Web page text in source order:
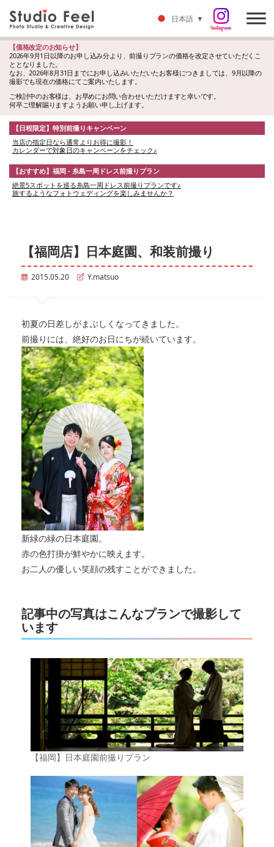
【価格改定のお知らせ】
2026年9月1日以降のお申し込み分より、前撮りプランの価格を改定させていただくこ
ととなりました。
なお、2026年8月31日までにお申し込みいただいたお客様につきましては、9月以降の
撮影でも現在の価格にてご案内いたします。
ご検討中のお客様は、お早めにお問い合わせいただけますと幸いです。
何卒ご理解賜りますようお願い申し上げます。
【日程限定】特別前撮りキャンペーン
当店の指定日なら通常よりお得に撮影！
カレンダーで対象日のキャンペーンをチェック♪
【おすすめ】福岡 - 糸島一周ドレス前撮りプラン
絶景5スポットを巡る糸島一周ドレス前撮りプランです♪
旅するようなフォトウェディングを楽しみませんか？
【福岡店】日本庭園、和装前撮り
2015.05.20 Y.matsuo
初夏の日差しがまぶしくなってきました。
前撮りには、絶好のお日にちが続いています。
新緑の緑の日本庭園。
赤の色打掛が鮮やかに映えます。
お二人の優しい笑顔の残すことができました。
記事中の写真はこんなプランで撮影して
います
【福岡】日本庭園前撮りプラン
日本語 ▼